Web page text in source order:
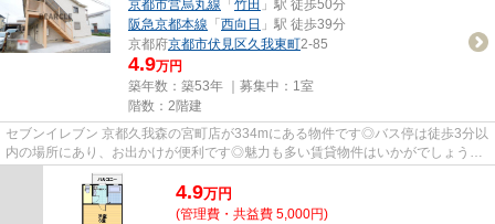
京都市営烏丸線 「 竹田 」駅 徒歩50分
阪急京都本線 「 西向日 」駅 徒歩39分
京都府京都市伏見区久我東町2-85
4.9万円
築年数：築53年 ｜募集中： 1室
階数：2階建
セブンイレブン 京都久我森の宮町店が334mにある物件です◎バス停は徒歩3分以
内の場所にあり、お出かけが便利です◎魅力も多い賃貸物件はいかがでしょうか
◎「サンローラン久我ノ杜」の物...
4.9万円
(管理費・共益費 5,000円)